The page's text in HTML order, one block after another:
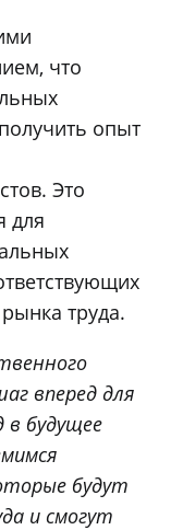
что
опыт
Это
для
труда.
вперед для
в будущее
будут
и смогут